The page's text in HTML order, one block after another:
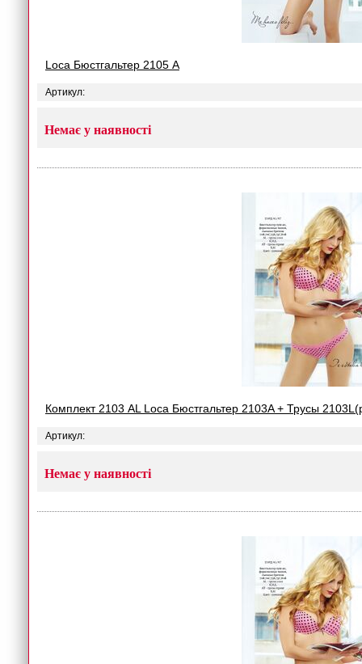
Loca Бюстгальтер 2105 A
Артикул:
Немає у наявності
Комплект 2103 AL Loca Бюстгальтер 2103A + Трусы
Артикул:
Немає у наявності